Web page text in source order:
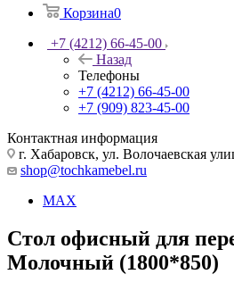
Корзина0
+7 (4212) 66-45-00
Назад
Телефоны
+7 (4212) 66-45-00
+7 (909) 823-45-00
Контактная информация
г. Хабаровск, ул. Волочаевская
shop@tochkamebel.ru
MAX
Стол офисный для
Молочный (1800*850)